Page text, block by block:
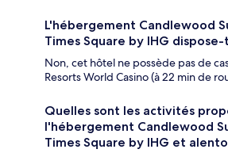
L'hébergement Candlewood
Times Square by IHG
Non, cet hôtel ne possède pas de
Resorts World Casino (à 22 min de
Quelles sont les activités
l'hébergement Candlewood
Times Square by IHG et